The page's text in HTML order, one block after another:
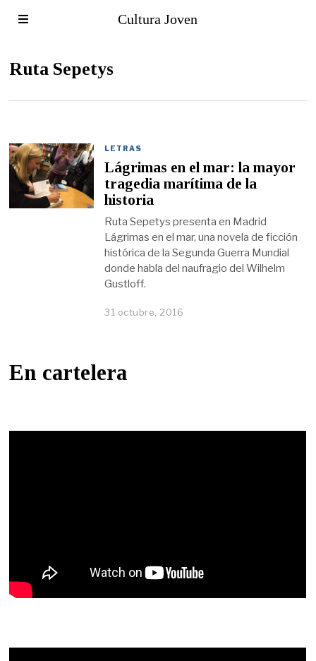
Cultura Joven
Ruta Sepetys
LETRAS
Lágrimas en el mar: la mayor
tragedia marítima de la
historia
Ruta Sepetys presenta en Madrid
Lágrimas en el mar, una novela de ficción
histórica de la Segunda Guerra Mundial
donde habla del naufragio del Wilhelm
Gustloff.
31 octubre, 2016
En cartelera